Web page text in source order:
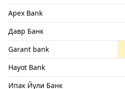
Apex Bank
Давр Банк
Garant bank
Hayot Bank
Ипак Йули Банк